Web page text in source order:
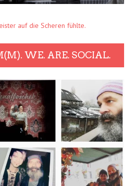
auf die Scheren fühlte.
WE. ARE. SOCIAL.